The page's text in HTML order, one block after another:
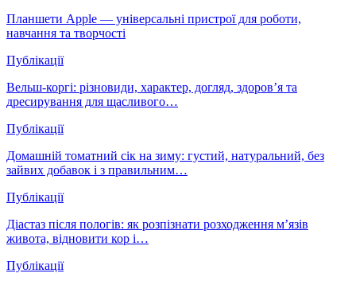
Планшети Apple — універсальні пристрої для роботи,
навчання та творчості
Публікації
Вельш-коргі: різновиди, характер, догляд, здоров’я та
дресирування для щасливого…
Публікації
Домашній томатний сік на зиму: густий, натуральний, без
зайвих добавок і з правильним…
Публікації
Діастаз після пологів: як розпізнати розходження м’язів
живота, відновити кор і…
Публікації